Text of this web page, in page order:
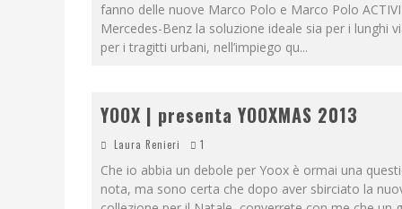
fanno delle nuove Marco Polo e Marco Polo
Mercedes-Benz la soluzione ideale sia per i lunghi
per i tragitti urbani, nell’impiego qu...
YOOX | presenta YOOXMAS 2013
Laura Renieri 1
Che io abbia un debole per Yoox è ormai una
nota, ma sono certa che dopo aver sbirciato la